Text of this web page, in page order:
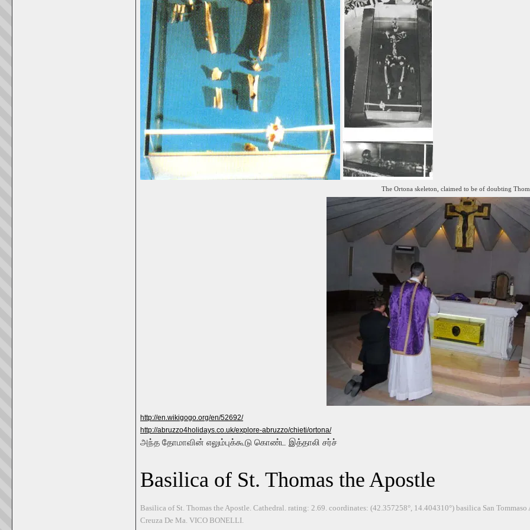
The Ortona skeleton, claimed to be of doubting
http://en.wikigogo.org/en/52692/
http://abruzzo4holidays.co.uk/explore-abruzzo/chieti/ortona/
அந்த தோமாவின் எலும்புக்கூடு கொண்ட இத்தாலி சர்ச்
Basilica of St. Thomas the Apostle
Basilica of St. Thomas the Apostle. Cathedral. rating: 2.69. coordinates: (42.357258°, 14.404310°) basilica San
Creuza De Ma. VICO BONELLI.